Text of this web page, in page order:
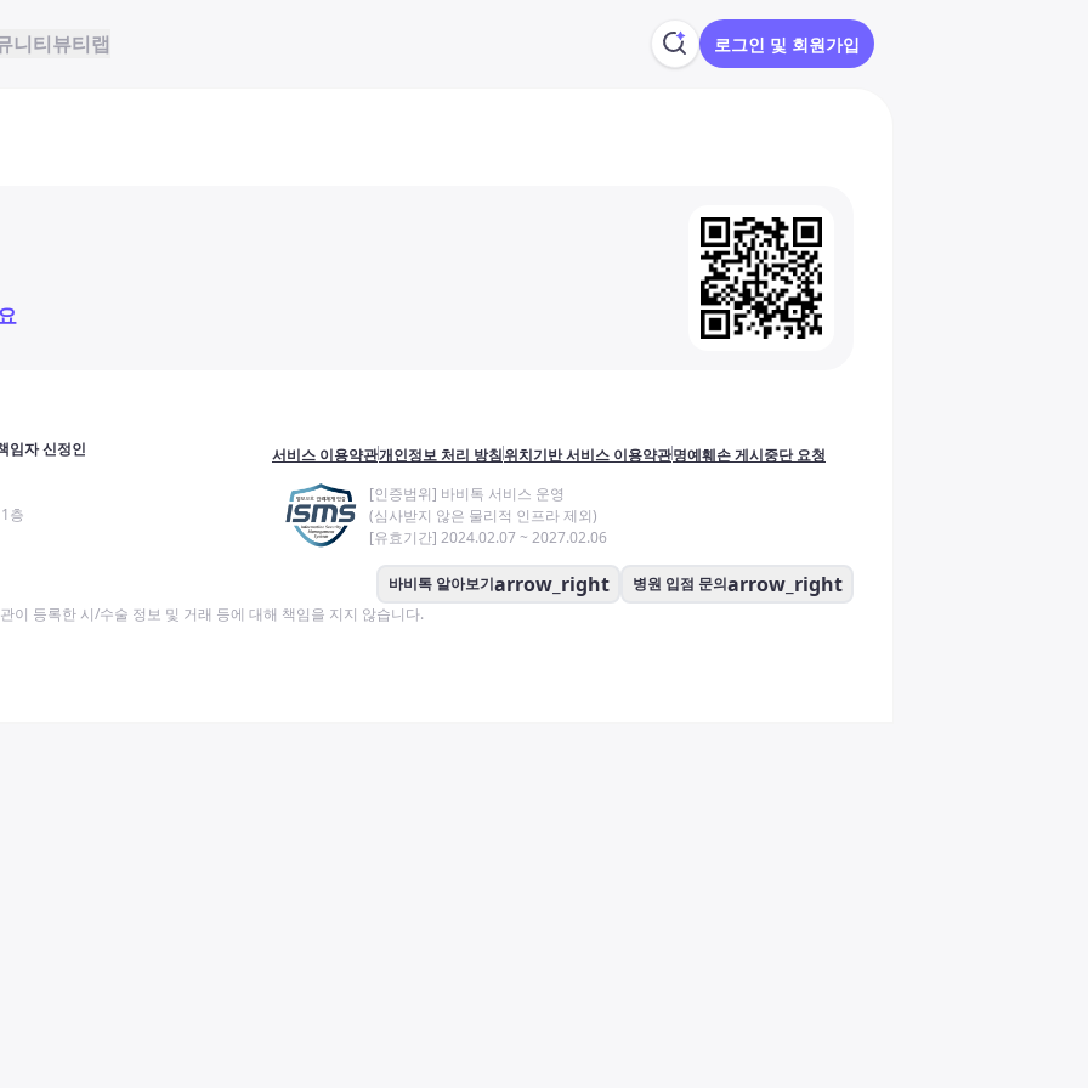
니티뷰티랩 로그인 및 회원가입
임자 신정인
층
서비스 이용약관개인정보 처리 방침위치기반 서비스 이용약관명예훼손 게시중단 요청
[인증범위] 바비톡 서비스 운영
(심사받지 않은 물리적 인프라 제외)
[유효기간] 2024.02.07 ~ 2027.02.06
바비톡 알아보기arrow_right 병원 입점 문의arrow_right
이 등록한 시/수술 정보 및 거래 등에 대해 책임을 지지 않습니다.